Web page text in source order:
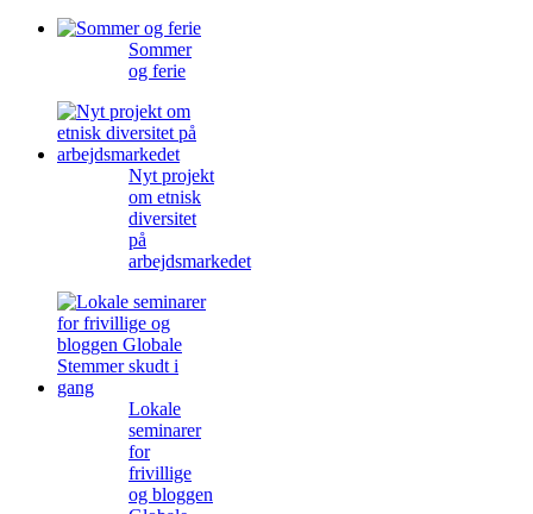
Sommer
og ferie
Nyt projekt
om etnisk
diversitet
på
arbejdsmarkedet
Lokale
seminarer
for
frivillige
og bloggen